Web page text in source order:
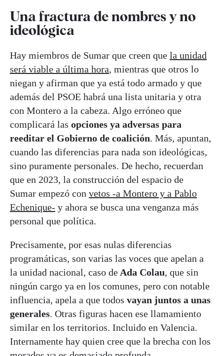
Una fractura de nombres y no
ideológica
Hay miembros de Sumar que creen que la unidad
será viable a última hora, mientras que otros lo
niegan y afirman que ya está todo armado y que
además del PSOE habrá una lista unitaria y otra
con Montero a la cabeza. Algo erróneo que
complicará las opciones ya adversas para
reeditar el Gobierno de coalición. Más, apuntan,
cuando las diferencias para nada son ideológicas,
sino puramente personales. De hecho, recuerdan
que en 2023, la construcción del espacio de
Sumar empezó con vetos -a Montero y a Pablo
Echenique- y ahora se busca una venganza más
personal que política.
Precisamente, por esas nulas diferencias
programáticas, son varias las voces que apelan a
la unidad nacional, caso de Ada Colau, que sin
ningún cargo ya en los comunes, pero con notable
influencia, apela a que todos vayan juntos a unas
generales. Otras figuras hacen ese llamamiento
similar en los territorios. Incluido en Valencia.
Internamente hay quien cree que la brecha con los